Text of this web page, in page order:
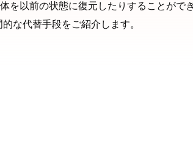
を以前の状態に復元したりすることがで
な代替手段をご紹介します。